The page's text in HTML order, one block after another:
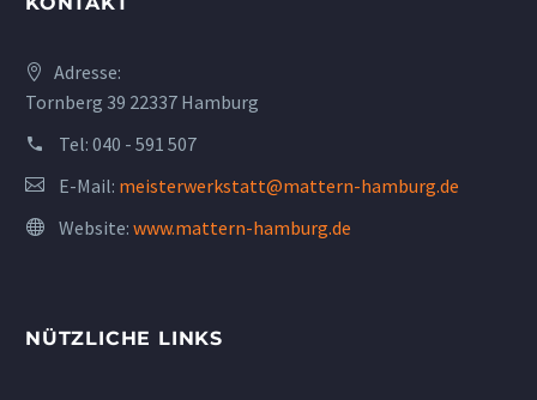
Adresse:
Tornberg 39 22337 Hamburg
Tel: 040 - 591 507
E-Mail: meisterwerkstatt@mattern-hamburg.de
Website: www.mattern-hamburg.de
NÜTZLICHE LINKS